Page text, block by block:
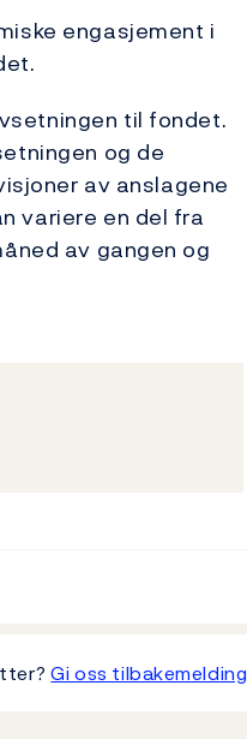
engasjement i
til fondet.
og de
av anslagene
variere en del fra
av gangen og
Gi oss tilbakemelding